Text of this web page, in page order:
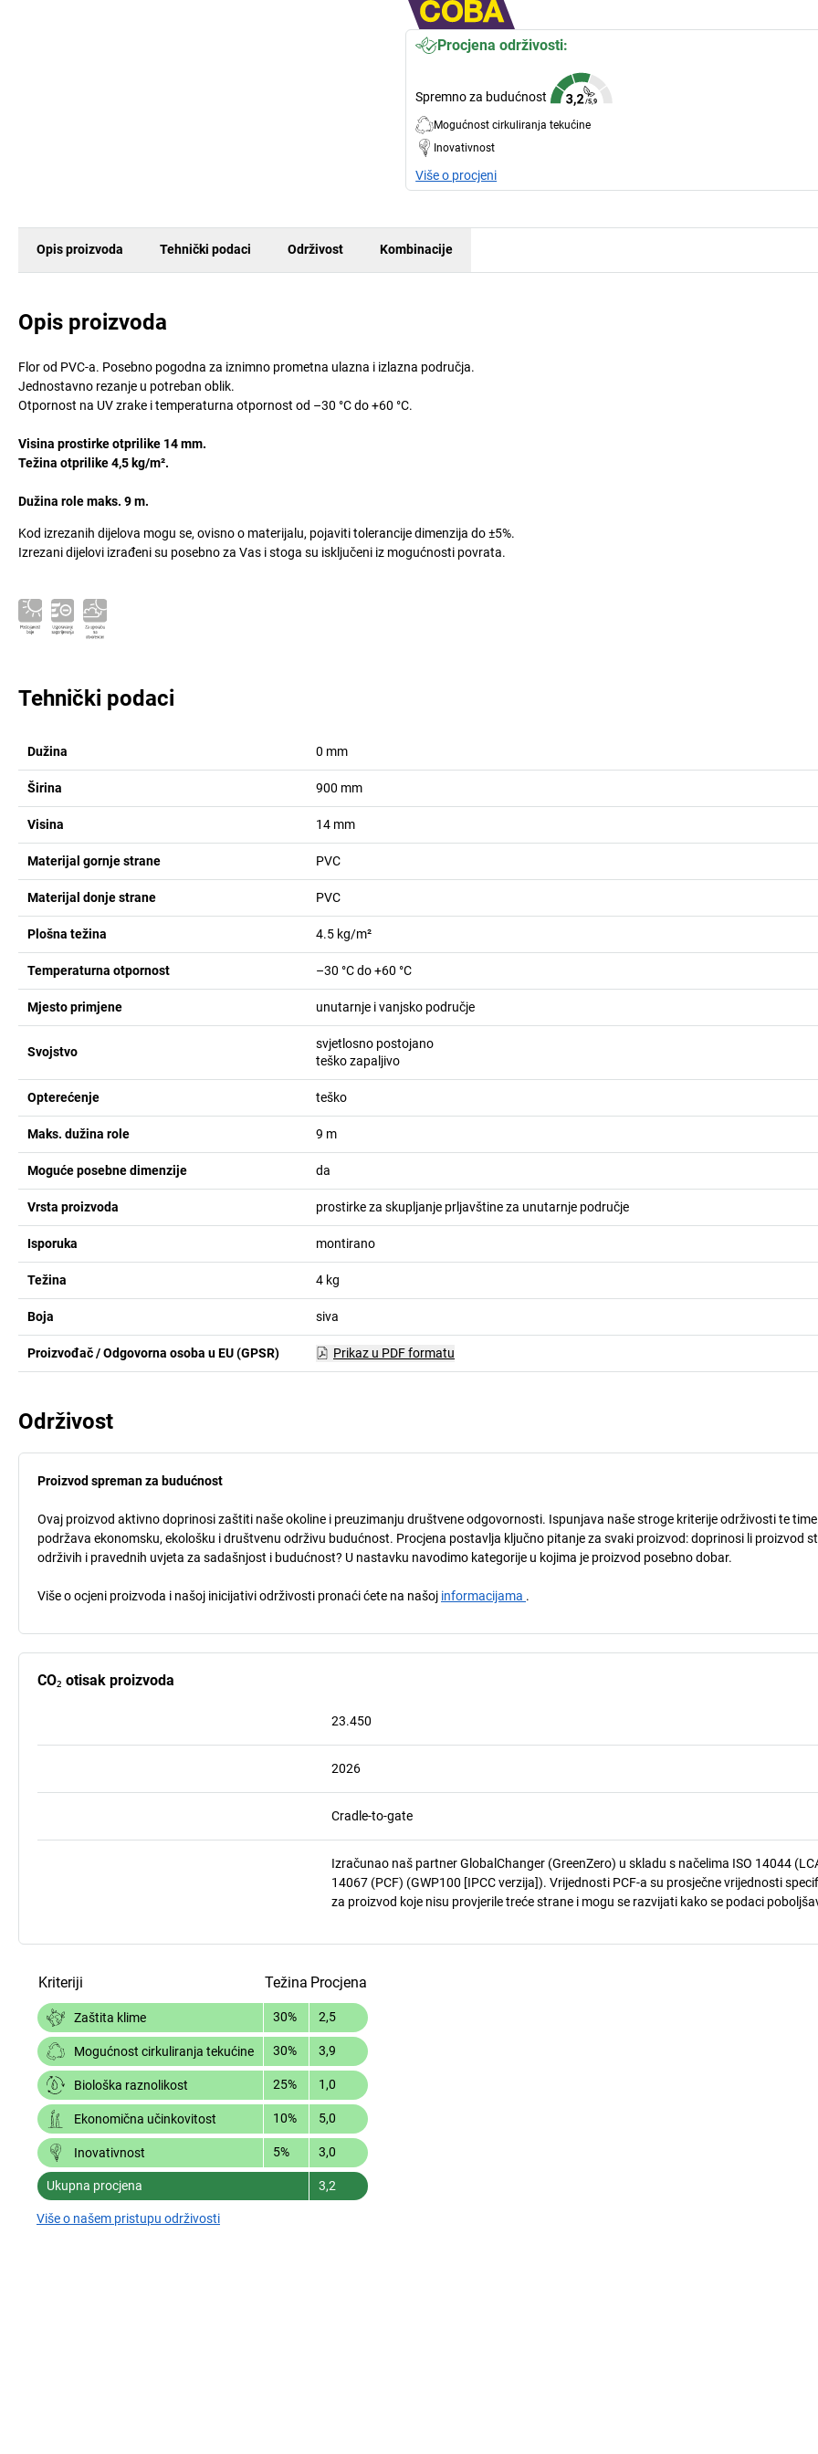
Procjena održivosti:
Spremno za budućnost
Mogućnost cirkuliranja tekućine
Inovativnost
Više o procjeni
Opis proizvoda Tehnički podaci Održivost Kombinacije
Opis proizvoda
Flor od PVC-a. Posebno pogodna za iznimno prometna ulazna i izlazna područja.
Jednostavno rezanje u potreban oblik.
Otpornost na UV zrake i temperaturna otpornost od –30 °C do +60 °C.
Visina prostirke otprilike 14 mm.
Težina otprilike 4,5 kg/m².
Dužina role maks. 9 m.
Kod izrezanih dijelova mogu se, ovisno o materijalu, pojaviti tolerancije dimenzija do ±5%.
Izrezani dijelovi izrađeni su posebno za Vas i stoga su isključeni iz mogućnosti povrata.
Tehnički podaci
Dužina 0 mm
Širina 900 mm
Visina 14 mm
Materijal gornje strane PVC
Materijal donje strane PVC
Plošna težina 4.5 kg/m²
Temperaturna otpornost –30 °C do +60 °C
Mjesto primjene unutarnje i vanjsko područje
Svojstvo
svjetlosno postojano
teško zapaljivo
Opterećenje teško
Maks. dužina role 9 m
Moguće posebne dimenzije da
Vrsta proizvoda prostirke za skupljanje prljavštine za unutarnje područje
Isporuka montirano
Težina 4 kg
Boja siva
Proizvođač / Odgovorna osoba u EU (GPSR) Prikaz u PDF formatu
Održivost
Proizvod spreman za budućnost
Ovaj proizvod aktivno doprinosi zaštiti naše okoline i preuzimanju društvene odgovornosti. Ispunjava naše stroge kriterije održivosti te time
podržava ekonomsku, ekološku i društvenu održivu budućnost. Procjena postavlja ključno pitanje za svaki proizvod: doprinosi li proizvod
održivih i pravednih uvjeta za sadašnjost i budućnost? U nastavku navodimo kategorije u kojima je proizvod posebno dobar.
Više o ocjeni proizvoda i našoj inicijativi održivosti pronaći ćete na našoj informacijama .
CO₂ otisak proizvoda
23.450
2026
Cradle-to-gate
Izračunao naš partner GlobalChanger (GreenZero) u skladu s načelima ISO 14044
14067 (PCF) (GWP100 [IPCC verzija]). Vrijednosti PCF-a su prosječne vrijednosti
za proizvod koje nisu provjerile treće strane i mogu se razvijati kako se podaci
Kriteriji Težina Procjena
Zaštita klime 30% 2,5
Mogućnost cirkuliranja tekućine 30% 3,9
Biološka raznolikost 25% 1,0
Ekonomična učinkovitost 10% 5,0
Inovativnost 5% 3,0
Ukupna procjena 3,2
Više o našem pristupu održivosti